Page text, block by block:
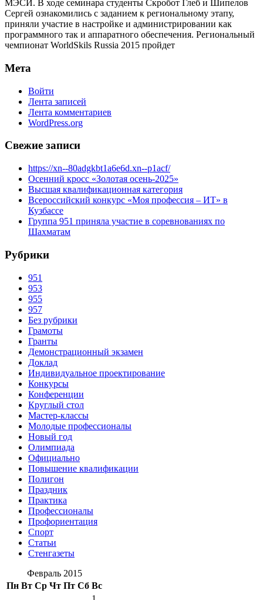
МЭСИ. В ходе семинара студенты Скробот Глеб и Шипелов
Сергей ознакомились с заданием к региональному этапу,
приняли участие в настройке и администрировании как
программного так и аппаратного обеспечения. Региональный
чемпионат WorldSkils Russia 2015 пройдет
Мета
Войти
Лента записей
Лента комментариев
WordPress.org
Свежие записи
https://xn--80adgkbt1a6e6d.xn--p1acf/
Осенний кросс «Золотая осень-2025»
Высшая квалификационная категория
Всероссийский конкурс «Моя профессия – ИТ» в
Кузбассе
Группа 951 приняла участие в соревнованиях по
Шахматам
Рубрики
951
953
955
957
Без рубрики
Грамоты
Гранты
Демонстрационный экзамен
Доклад
Индивидуальное проектирование
Конкурсы
Конференции
Круглый стол
Мастер-классы
Молодые профессионалы
Новый год
Олимпиада
Официально
Повышение квалификации
Полигон
Праздник
Практика
Профессионалы
Профориентация
Спорт
Статьи
Стенгазеты
Февраль 2015
Пн Вт Ср Чт Пт Сб Вс